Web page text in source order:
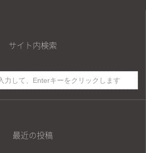
サイト内検索
最近の投稿